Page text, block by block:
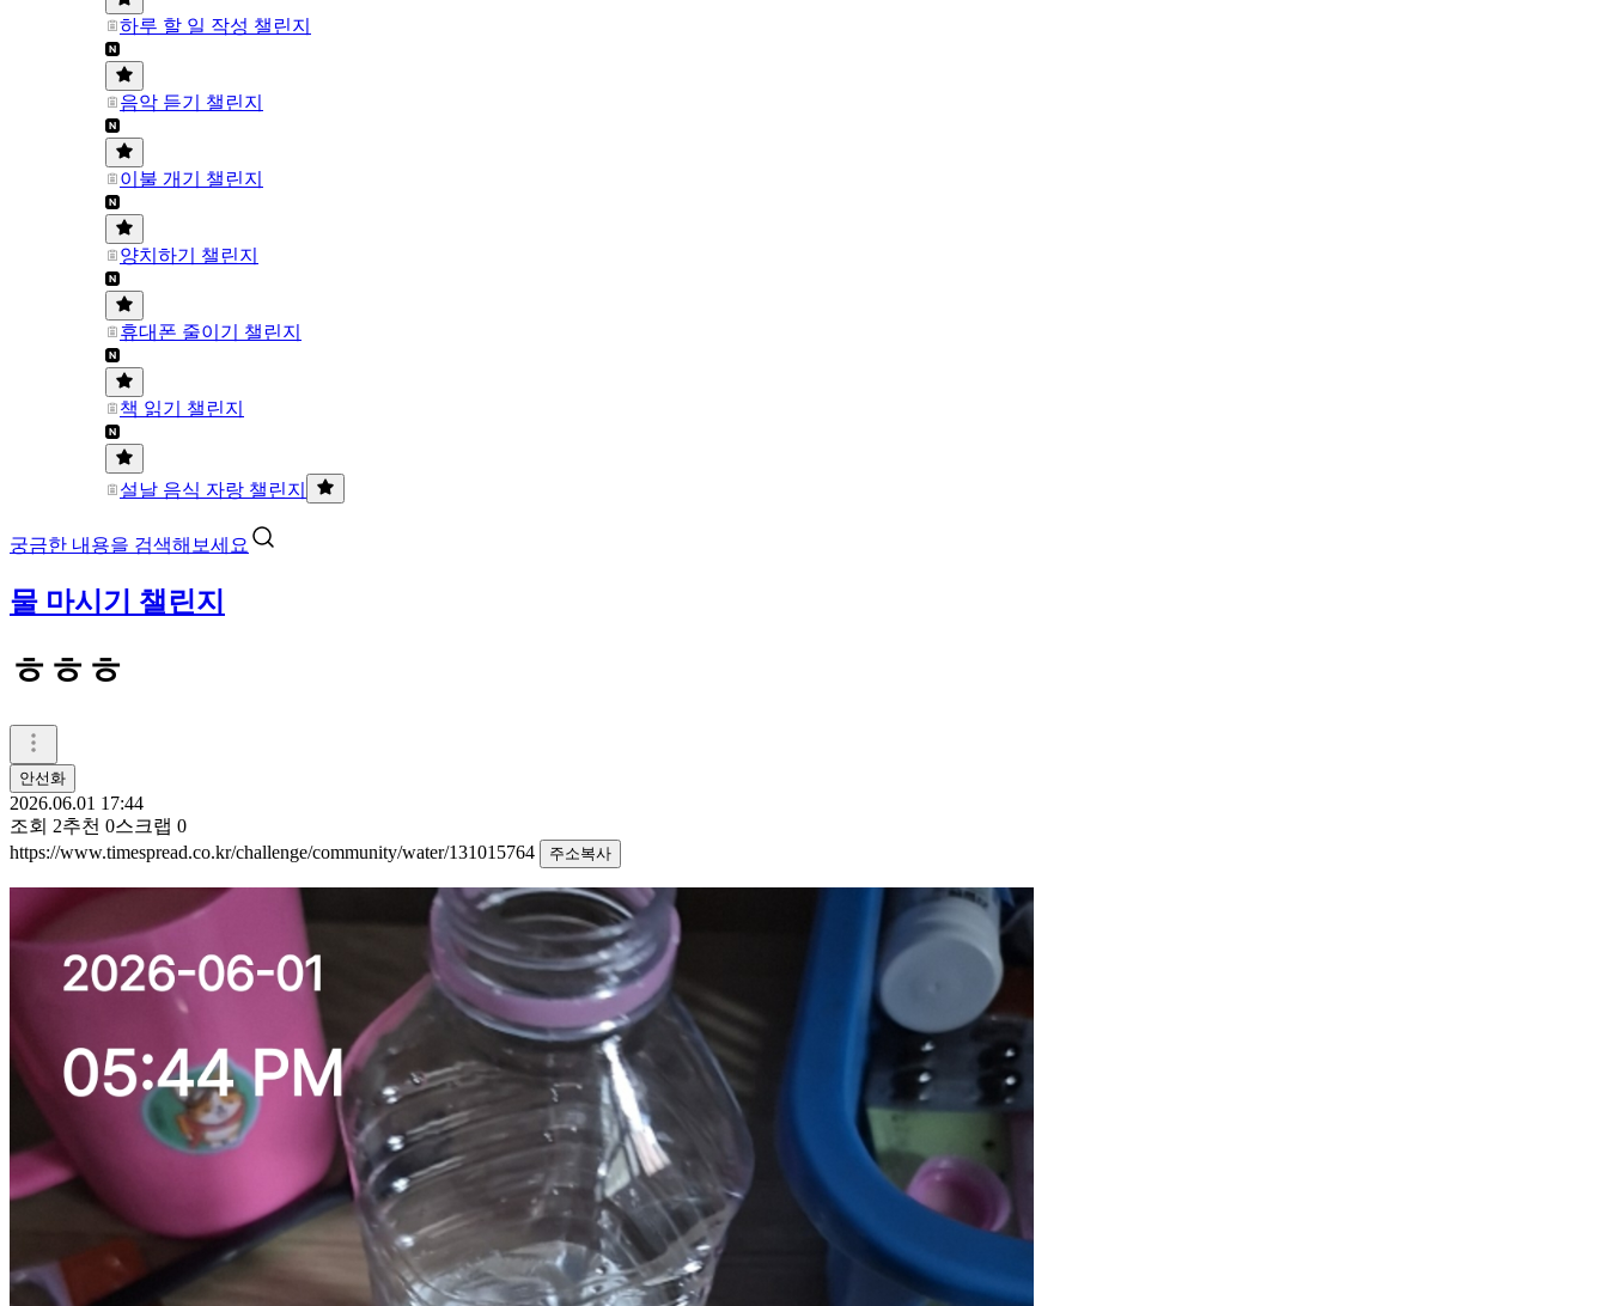
하루 할 일 작성 챌린지
음악 듣기 챌린지
이불 개기 챌린지
양치하기 챌린지
휴대폰 줄이기 챌린지
책 읽기 챌린지
설날 음식 자랑 챌린지
궁금한 내용을 검색해보세요
물 마시기 챌린지
ㅎㅎㅎ
안선화
2026.06.01 17:44
조회 2추천 0스크랩 0
https://www.timespread.co.kr/challenge/community/water/131015764
주소복사